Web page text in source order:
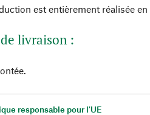
est entièrement réalisée
livraison :
responsable pour l'UE